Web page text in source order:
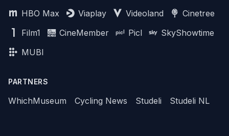
HBO Max
Viaplay Videoland
Cinetree
Film1
CineMember Picl
SkyShowtime
MUBI
PARTNERS
WhichMuseum Cycling News Studeli Studeli NL